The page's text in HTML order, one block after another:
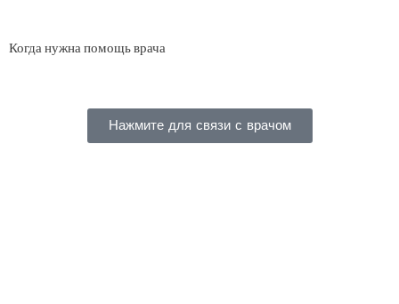
Когда нужна помощь врача
Нажмите для связи с врачом